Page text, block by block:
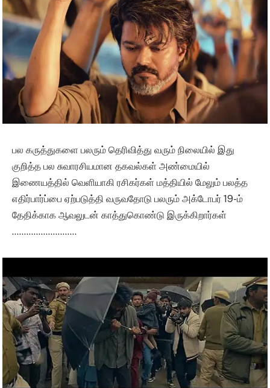
பல கருத்துகளை பலரும் தெரிவித்து வரும் நிலையில் இது
குறித்த பல சுவாரசியமான தகவல்கள் அண்மையில்
இணையத்தில் வெளியாகி ரசிகர்கள் மத்தியில் மேலும் பலத்த
எதிர்பார்ப்பை ஏற்படுத்தி வருவதோடு பலரும் அக்டோபர் 19-ம்
தேதிக்காக ஆவலுடன் காத்துகொண்டு இருக்கிறார்கள்
………………………